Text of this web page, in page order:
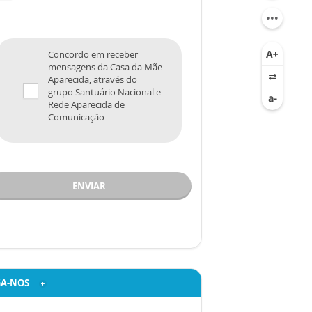
Concordo em receber
mensagens da Casa da Mãe
Aparecida, através do
grupo Santuário Nacional e
Rede Aparecida de
Comunicação
ENVIAR
NOS